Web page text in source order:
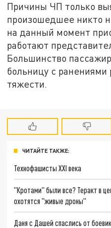
Причины ЧП только
произошедшее никто
на данный момент
работают
Большинство
больницу с ранениями
тяжести.
ЧИТАЙТЕ ТАКЖЕ:
Технофашисты XXI века
"Кротами" были все? Теракт в
охотятся "живые дроны"
Даня с Дашей спаслись от